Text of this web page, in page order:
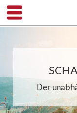
Der